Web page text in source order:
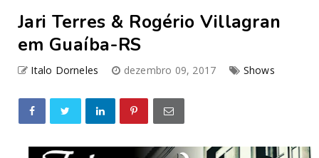
Jari Terres & Rogério Villagran
em Guaíba-RS
Italo Dorneles dezembro 09, 2017 Shows